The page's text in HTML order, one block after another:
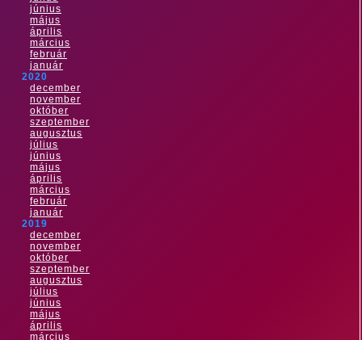
június
május
április
március
február
január
2020
december
november
október
szeptember
augusztus
július
június
május
április
március
február
január
2019
december
november
október
szeptember
augusztus
július
június
május
április
március